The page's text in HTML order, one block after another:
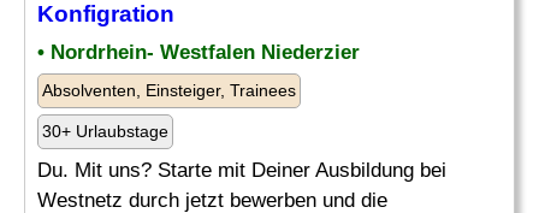
Konfigration
• Nordrhein- Westfalen Niederzier
Absolventen, Einsteiger, Trainees
30+ Urlaubstage
Du. Mit uns? Starte mit Deiner Ausbildung bei
Westnetz durch jetzt bewerben und die